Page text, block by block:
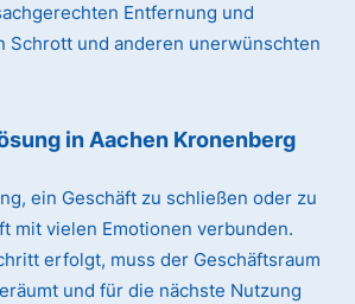
Entfernung und
Schrott und anderen unerwünschten
in Aachen Kronenberg
ein Geschäft zu schließen oder zu
mit vielen Emotionen verbunden.
erfolgt, muss der Geschäftsraum
und für die nächste Nutzung